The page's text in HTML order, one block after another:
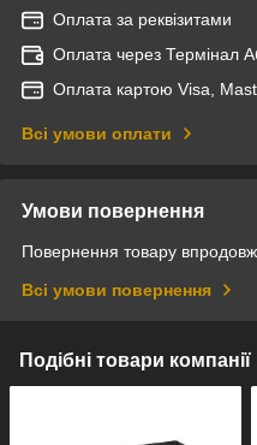
Оплата за реквізитами
Оплата через Термінал
Оплата картою Visa,
Всі умови оплати
Умови повернення
Повернення товару
Всі умови повернення
Подібні товари компанії